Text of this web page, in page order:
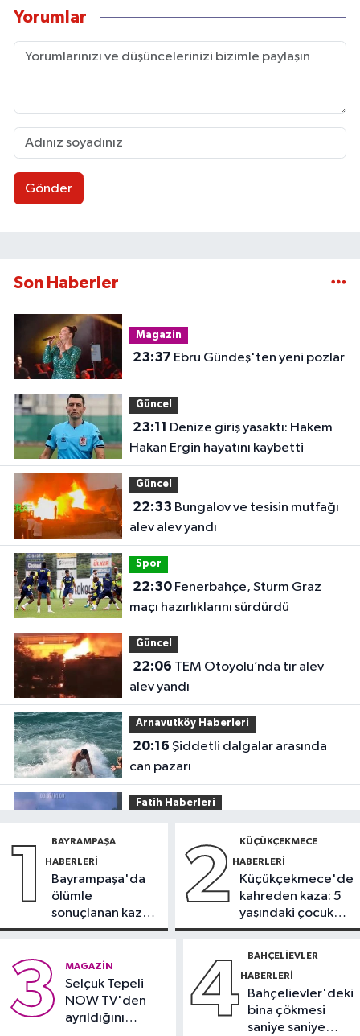
Yorumlar
Gönder
Son Haberler
Magazin
23:37 Ebru Gündeş'ten yeni pozlar
Güncel
23:11
Hakan Ergin hayatını kaybetti
Güncel
22:33
alev alev yandı
Spor
22:30Fenerbahçe, Sturm Graz
maçı hazırlıklarını sürdürdü
Güncel
22:06
alev yandı
Arnavutköy Haberleri
20:16
can pazarı
Fatih Haberleri
kamerada
Güncel
ormana sıçradı
17:46
orman yangını söndürüldü
1 BAYRAMPAŞA
HABERLERI
Bayrampaşa'da
ölümle
sonuçlanan kaza:
Sürücü
2 KÜÇÜKÇEKMECE
HABERLERI
Küçükçekmece'de
kahreden kaza: 5
yaşındaki çocuk
yoğun bakımda
3 MAGAZIN
Selçuk Tepeli
NOW TV'den
ayrıldığını
4 BAHÇELIEVLER
HABERLERI
Bahçelievler'deki
bina çökmesi
saniye saniye